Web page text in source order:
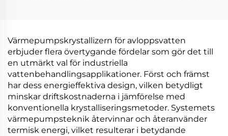
deponifukt
Värmepumpskrystallizern för avloppsvatten
erbjuder flera övertygande fördelar som gör det till
en utmärkt val för industriella
vattenbehandlingsapplikationer. Först och främst
har dess energieffektiva design, vilken betydligt
minskar driftskostnaderna i jämförelse med
konventionella krystalliseringsmetoder. Systemets
värmepumpsteknik återvinnar och återanvänder
termisk energi, vilket resulterar i betydande